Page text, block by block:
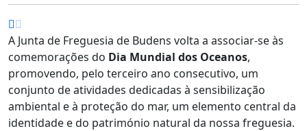
A Junta de Freguesia de Budens volta a associar-se às
comemorações do Dia Mundial dos Oceanos,
promovendo, pelo terceiro ano consecutivo, um
conjunto de atividades dedicadas à sensibilização
ambiental e à proteção do mar, um elemento central da
identidade e do património natural da nossa freguesia.